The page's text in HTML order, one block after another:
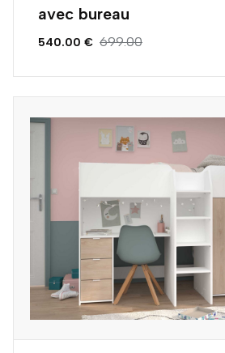
avec bureau
540.00 € 699.00